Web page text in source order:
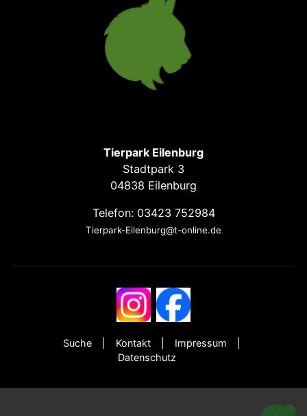
Tierpark Eilenburg
Stadtpark 3
04838 Eilenburg
Telefon: 03423 752984
Tierpark-Eilenburg@t-online.de
Suche Kontakt
Impressum
Datenschutz